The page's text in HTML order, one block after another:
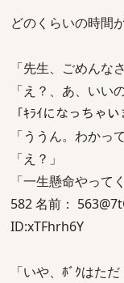
どのくらいの時間
「先生、ごめんな
「え？、あ、いい
「ｷﾗｲになっちゃ
「ううん。わかっ
「え？」
「一生懸命やって
582 名前：
ID:xTFhrh6Y
「いや、ﾎﾞｸはただ